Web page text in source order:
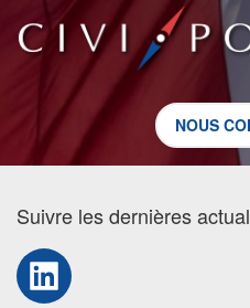
NOUS
Suivre les dernières
LinkedIn